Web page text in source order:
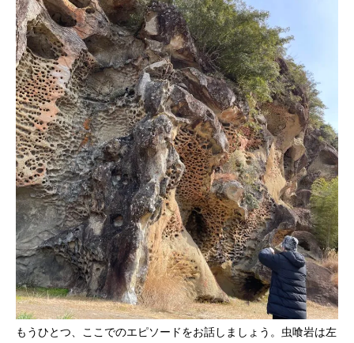
もうひとつ、ここでのエピソードをお話しましょう。虫喰岩は左